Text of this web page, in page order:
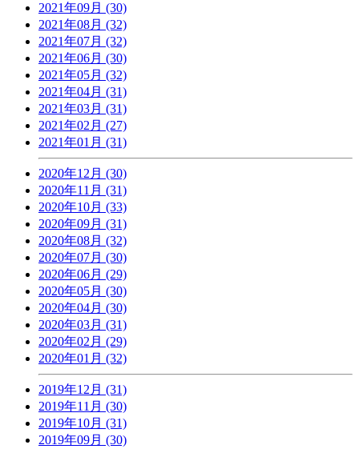
2021年09月 (30)
2021年08月 (32)
2021年07月 (32)
2021年06月 (30)
2021年05月 (32)
2021年04月 (31)
2021年03月 (31)
2021年02月 (27)
2021年01月 (31)
2020年12月 (30)
2020年11月 (31)
2020年10月 (33)
2020年09月 (31)
2020年08月 (32)
2020年07月 (30)
2020年06月 (29)
2020年05月 (30)
2020年04月 (30)
2020年03月 (31)
2020年02月 (29)
2020年01月 (32)
2019年12月 (31)
2019年11月 (30)
2019年10月 (31)
2019年09月 (30)